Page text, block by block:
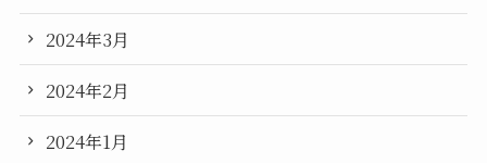
2024年3月
2024年2月
2024年1月